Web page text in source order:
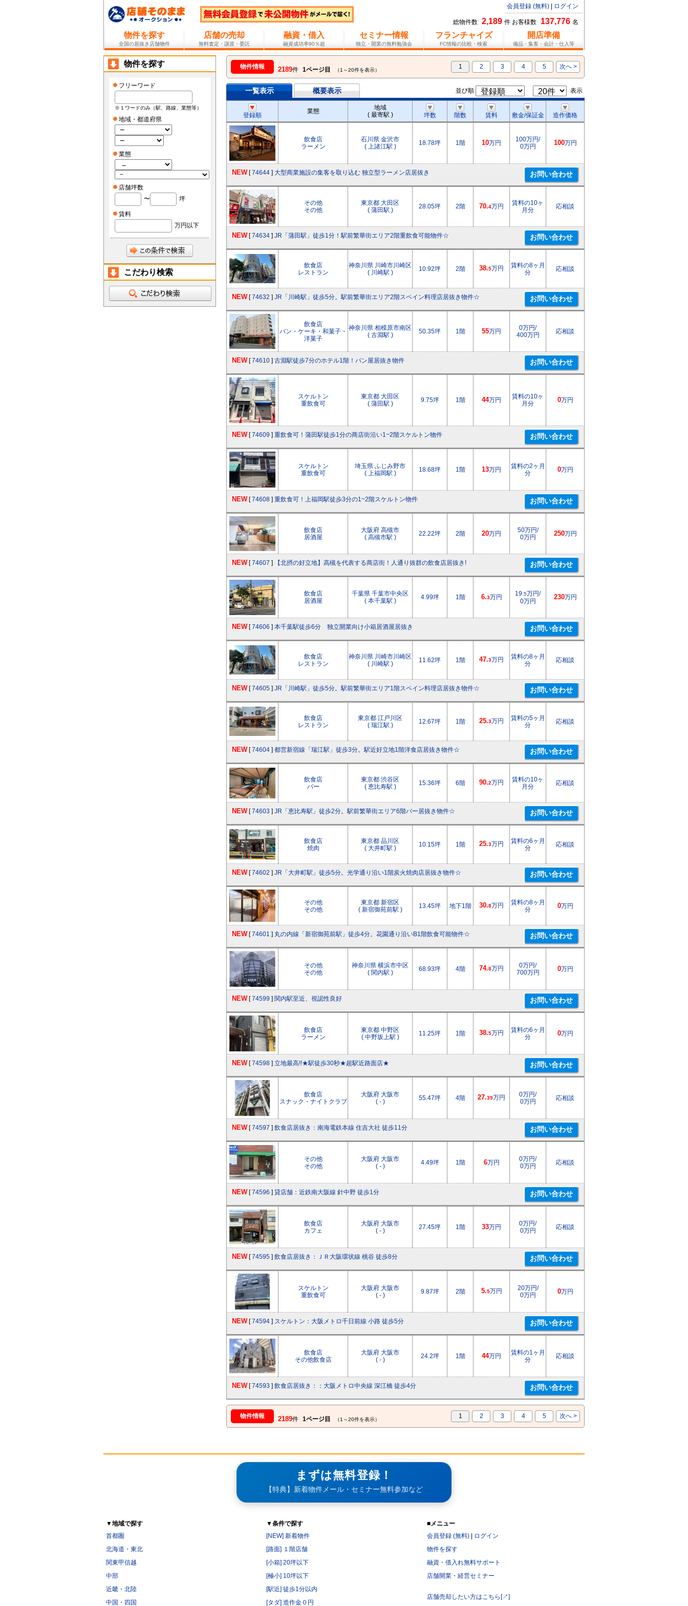
会員登録 (無料) ログイン
総物件数 2,189 件 お客様数 137,776 名
物件を探す
全国の居抜き店舗物件
店舗の売却
無料査定・譲渡・委託
融資・借入
融資成功率90％超
セミナー情報
独立・開業の無料勉強会
フランチャイズ
FC情報の比較・検索
開店準備
備品・集客・会計・仕入等
物件情報 2189件 1ページ目 （1～20件を表示） 1 2 3 4 5 次へ >
一覧表示 概要表示 表示
並び順
登録順
業態
地域
( 最寄駅 )
坪数 階数 賃料 敷金/保証金 造作価格
飲食店
ラーメン
石川県 金沢市
( 上諸江駅 )
18.78坪 1階 10万円
100万円/
0万円
100万円
NEW [74644 ] 大型商業施設の集客を取り込む 独立型ラーメン店居抜き
その他
その他
東京都 大田区
( 蒲田駅 )
28.05坪 2階 70.4万円
賃料の10ヶ
月分
応相談
NEW [74634 ] JR「蒲田駅」徒歩1分！駅前繁華街エリア2階重飲食可能物件☆
飲食店
レストラン
神奈川県 川崎市川崎区
( 川崎駅 )
10.92坪 2階 38.5万円
賃料の8ヶ月
分
応相談
NEW [74632 ] JR「川崎駅」徒歩5分。駅前繁華街エリア2階スペイン料理店居抜き物件☆
飲食店
パン・ケーキ・和菓子・
洋菓子
神奈川県 相模原市南区
( 古淵駅 )
50.35坪 1階 55万円
0万円/
400万円
応相談
NEW [74610 ] 古淵駅徒歩7分のホテル1階！パン屋居抜き物件
スケルトン
重飲食可
東京都 大田区
( 蒲田駅 )
9.75坪 1階 44万円
賃料の10ヶ
月分
0万円
NEW [74609 ] 重飲食可！蒲田駅徒歩1分の商店街沿い1~2階スケルトン物件
スケルトン
重飲食可
埼玉県 ふじみ野市
( 上福岡駅 )
18.68坪 1階 13万円
賃料の2ヶ月
分
0万円
NEW [74608 ] 重飲食可！上福岡駅徒歩3分の1~2階スケルトン物件
飲食店
居酒屋
大阪府 高槻市
( 高槻市駅 )
22.22坪 2階 20万円
50万円/
0万円
250万円
NEW [74607 ] 【北摂の好立地】高槻を代表する商店街！人通り抜群の飲食店居抜き!
飲食店
居酒屋
千葉県 千葉市中央区
( 本千葉駅 )
4.99坪 1階 6.3万円 19.5万円/
0万円
230万円
NEW [74606 ] 本千葉駅徒歩6分 独立開業向け小箱居酒屋居抜き
飲食店
レストラン
神奈川県 川崎市川崎区
( 川崎駅 )
11.62坪 1階 47.3万円
賃料の8ヶ月
分
応相談
NEW [74605 ] JR「川崎駅」徒歩5分。駅前繁華街エリア1階スペイン料理店居抜き物件☆
飲食店
レストラン
東京都 江戸川区
( 瑞江駅 )
12.67坪 1階 25.3万円
賃料の5ヶ月
分
応相談
NEW [74604 ] 都営新宿線「瑞江駅」徒歩3分。駅近好立地1階洋食店居抜き物件☆
飲食店
バー
東京都 渋谷区
( 恵比寿駅 )
15.36坪 6階 90.2万円
賃料の10ヶ
月分
応相談
NEW [74603 ] JR「恵比寿駅」徒歩2分。駅前繁華街エリア6階バー居抜き物件☆
飲食店
焼肉
東京都 品川区
( 大井町駅 )
10.15坪 1階 25.3万円
賃料の6ヶ月
分
応相談
NEW [74602 ] JR「大井町駅」徒歩5分。光学通り沿い1階炭火焼肉店居抜き物件☆
その他
その他
東京都 新宿区
( 新宿御苑前駅 )
13.45坪 地下1階 30.8万円
賃料の8ヶ月
分
0万円
NEW [74601 ] 丸の内線「新宿御苑前駅」徒歩4分。花園通り沿いB1階飲食可能物件☆
その他
その他
神奈川県 横浜市中区
( 関内駅 )
68.93坪 4階 74.8万円
0万円/
700万円
0万円
NEW [74599 ] 関内駅至近、視認性良好
飲食店
ラーメン
東京都 中野区
( 中野坂上駅 )
11.25坪 1階 38.5万円
賃料の6ヶ月
分
0万円
NEW [74598 ] 立地最高!!★駅徒歩30秒★超駅近路面店★
飲食店
スナック・ナイトクラブ
大阪府 大阪市
( - )
55.47坪 4階 27.39万円
0万円/
0万円
応相談
NEW [74597 ] 飲食店居抜き：南海電鉄本線 住吉大社 徒歩11分
その他
その他
大阪府 大阪市
( - )
4.49坪 1階 6万円
0万円/
0万円
応相談
NEW [74596 ] 貸店舗：近鉄南大阪線 針中野 徒歩1分
飲食店
カフェ
大阪府 大阪市
( - )
27.45坪 1階 33万円
0万円/
0万円
応相談
NEW [74595 ] 飲食店居抜き：ＪＲ大阪環状線 桃谷 徒歩8分
スケルトン
重飲食可
大阪府 大阪市
( - )
9.87坪 2階 5.5万円
20万円/
0万円
0万円
NEW [74594 ] スケルトン：大阪メトロ千日前線 小路 徒歩5分
飲食店
その他飲食店
大阪府 大阪市
( - )
24.2坪 1階 44万円
賃料の1ヶ月
分
応相談
NEW [74593 ] 飲食店居抜き：：大阪メトロ中央線 深江橋 徒歩4分
物件情報 2189件 1ページ目 （1～20件を表示） 1 2 3 4 5 次へ >
物件を探す
フリーワード
※１ワードのみ（駅、路線、業態等）
地域・都道府県
業態
店舗坪数
〜
坪
賃料
万円以下
こだわり検索
まずは無料登録！
【特典】新着物件メール・セミナー無料参加など
▼地域で探す
首都圏
北海道・東北
関東甲信越
中部
近畿・北陸
中国・四国
▼条件で探す
[NEW] 新着物件
[路面] １階店舗
[小箱] 20坪以下
[極小] 10坪以下
[駅近] 徒歩1分以内
[タダ] 造作金０円
■メニュー
会員登録 (無料)|
ログイン
物件を探す
融資・借入れ無料サポート
店舗開業・経営セミナー
店舗売却したい方はこちら[↗]